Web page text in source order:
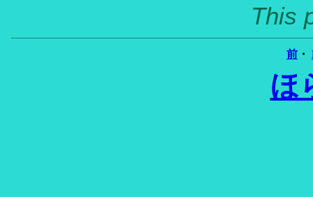
This
前 ・
ほ